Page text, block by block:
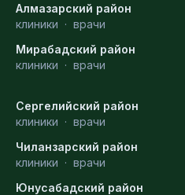
Алмазарский район
клиники · врачи
Мирабадский район
клиники · врачи
Сергелийский район
клиники · врачи
Чиланзарский район
клиники · врачи
Юнусабадский район